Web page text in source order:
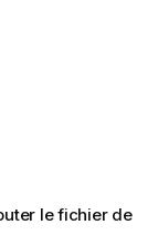
le fichier de